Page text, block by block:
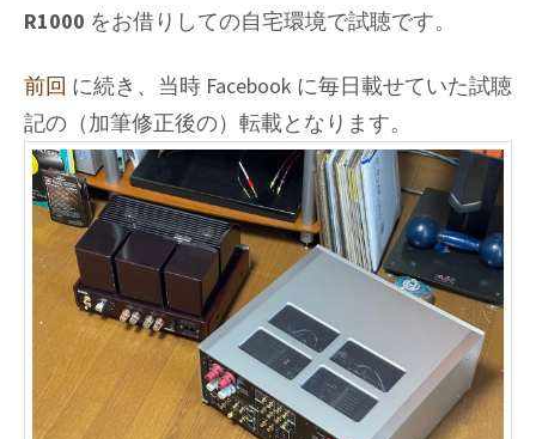
試
R1000 をお借りしての自宅環境で試聴です。
前回 に続き、当時 Facebook に毎日載せていた試聴
記の（加筆修正後の）転載となります。